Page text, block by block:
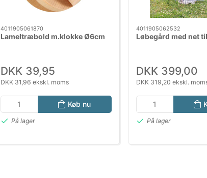
4011905061870
Lameltræbold m.klokke Ø6cm
DKK 39,95
DKK 31,96 ekskl. moms
Køb nu
På lager
4011905062532
Løbegård med net
DKK 399,00
DKK 319,20 ekskl.
På lager